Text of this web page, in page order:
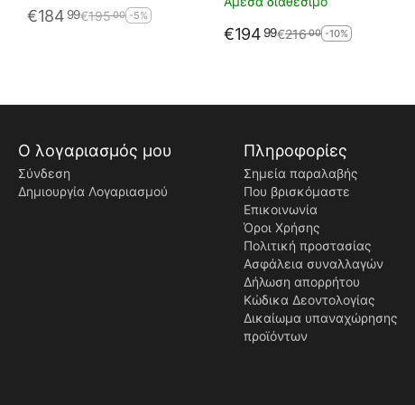
€184 99€19500 -5%
€194 99€21600 -10%
Ο λογαριασμός μου
Σύνδεση
Δημιουργία Λογαριασμού
Πληροφορίες
Σημεία παραλαβής
Που βρισκόμαστε
Επικοινωνία
Όροι Χρήσης
Πολιτική προστασίας
Ασφάλεια συναλλαγών
Δήλωση απορρήτου
Κώδικα Δεοντολογίας
Δικαίωμα υπαναχώρησης
προϊόντων